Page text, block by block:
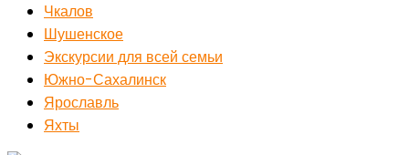
Чкалов
Шушенское
Экскурсии для всей семьи
Южно-Сахалинск
Ярославль
Яхты